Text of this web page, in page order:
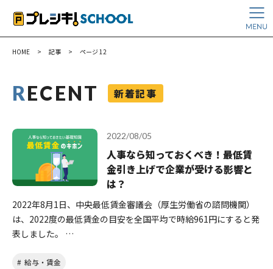
HOME > 記事 > ページ 12
RECENT 新着記事
2022/08/05
人事なら知っておくべき！最低賃
金引き上げで企業が受ける影響と
は？
2022年8月1日、中央最低賃金審議会（厚生労働省の諮問機関）
は、2022度の最低賃金の目安を全国平均で時給961円にすると発
表しました。 …
給与・賃金